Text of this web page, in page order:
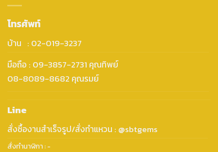
โทรศัพท์
บ้าน : 02-019-3237
มือถือ : 09-3857-2731 คุณทิพย์
08-8089-8682 คุณรมย์
Line
สั่งซื้องานสำเร็จรูป/สั่งทำแหวน : @sbtgems
สั่งทำนาฬิกา : -